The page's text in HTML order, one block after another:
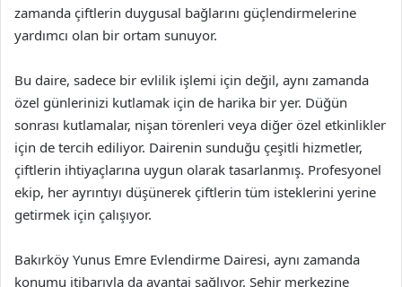
zamanda çiftlerin duygusal bağlarını güçlendirmelerine
yardımcı olan bir ortam sunuyor.
Bu daire, sadece bir evlilik işlemi için değil, aynı zamanda
özel günlerinizi kutlamak için de harika bir yer. Düğün
sonrası kutlamalar, nişan törenleri veya diğer özel etkinlikler
için de tercih ediliyor. Dairenin sunduğu çeşitli hizmetler,
çiftlerin ihtiyaçlarına uygun olarak tasarlanmış. Profesyonel
ekip, her ayrıntıyı düşünerek çiftlerin tüm isteklerini yerine
getirmek için çalışıyor.
Bakırköy Yunus Emre Evlendirme Dairesi, aynı zamanda
konumu itibarıyla da avantaj sağlıyor. Şehir merkezine